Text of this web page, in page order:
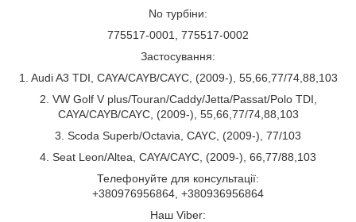
No турбіни:
775517-0001, 775517-0002
Застосування:
1. Audi A3 TDI, CAYA/CAYB/CAYC, (2009-), 55,66,77/74,88,103
2. VW Golf V plus/Touran/Caddy/Jetta/Passat/Polo TDI,
CAYA/CAYB/CAYC, (2009-), 55,66,77/74,88,103
3. Scoda Superb/Octavia, CAYC, (2009-), 77/103
4. Seat Leon/Altea, CAYA/CAYC, (2009-), 66,77/88,103
Телефонуйте для консультації:
+380976956864, +380936956864
Наш Viber: